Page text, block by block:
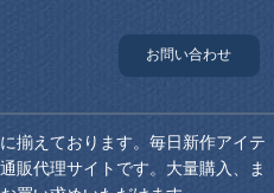
お問い合わせ
揃えております。毎日新作アイテ
販代理サイトです。大量購入、ま